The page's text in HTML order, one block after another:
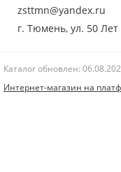
zsttmn@yandex.ru
г. Тюмень, ул. 50
Каталог обновлен:
Интернет-магазин на